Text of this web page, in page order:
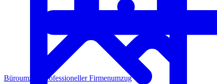
Büroumzug Professioneller Firmenumzug